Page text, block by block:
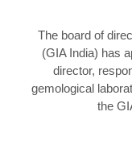
The board of
(GIA India) has
director,
gemological
the